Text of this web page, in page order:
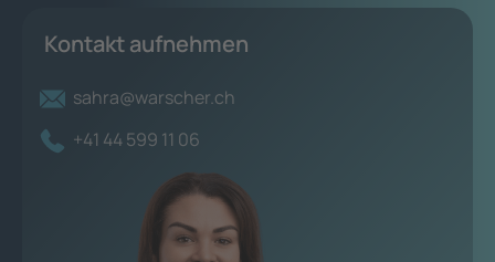
Kontakt aufnehmen
sahra@warscher.ch
+41 44 599 11 06